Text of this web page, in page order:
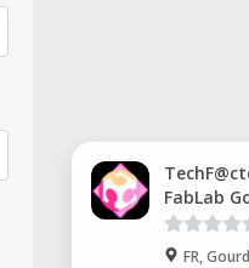
FabLab
FR,